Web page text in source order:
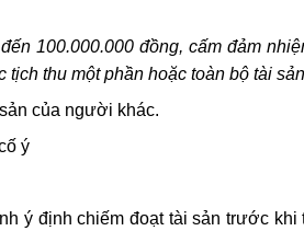
100.000.000 đồng, cấm đảm
thu một phần hoặc toàn bộ tài
của người khác.
ý
ý định chiếm đoạt tài sản trước